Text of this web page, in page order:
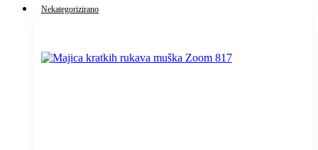
Nekategorizirano